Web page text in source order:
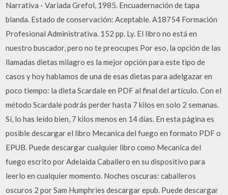
Narrativa - Variada Grefol, 1985. Encuadernación de tapa
blanda. Estado de conservación: Aceptable. A18754 Formación
Profesional Administrativa. 152 pp. Ly. El libro no está en
nuestro buscador, pero no te preocupes Por eso, la opción de las
llamadas dietas milagro es la mejor opción para este tipo de
casos y hoy hablamos de una de esas dietas para adelgazar en
poco tiempo: la dieta Scardale en PDF al final del artículo. Con el
método Scardale podrás perder hasta 7 kilos en solo 2 semanas.
Sí, lo has leído bien, 7 kilos menos en 14 días. En esta página es
posible descargar el libro Mecanica del fuego en formato PDF o
EPUB. Puede descargar cualquier libro como Mecanica del
fuego escrito por Adelaida Caballero en su dispositivo para
leerlo en cualquier momento. Noches oscuras: caballeros
oscuros 2 por Sam Humphries descargar epub. Puede descargar